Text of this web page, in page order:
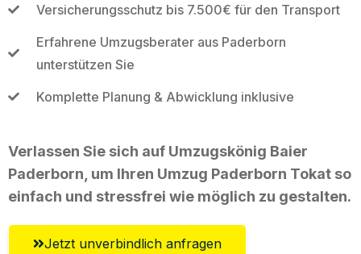
Versicherungsschutz bis 7.500€ für den Transport
Erfahrene Umzugsberater aus Paderborn
unterstützen Sie
Komplette Planung & Abwicklung inklusive
Verlassen Sie sich auf Umzugskönig Baier
Paderborn, um Ihren Umzug Paderborn Tokat so
einfach und stressfrei wie möglich zu gestalten.
Jetzt unverbindlich anfragen